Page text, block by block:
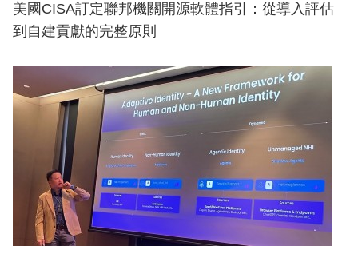
美國CISA訂定聯邦機關開源軟體指引：從導入評估
到自建貢獻的完整原則